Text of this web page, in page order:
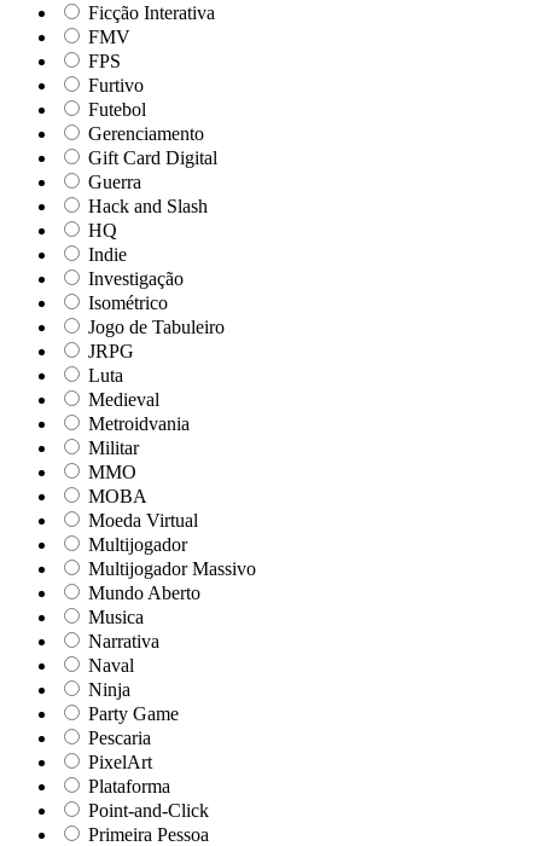
Ficção Interativa
FMV
FPS
Furtivo
Futebol
Gerenciamento
Gift Card Digital
Guerra
Hack and Slash
HQ
Indie
Investigação
Isométrico
Jogo de Tabuleiro
JRPG
Luta
Medieval
Metroidvania
Militar
MMO
MOBA
Moeda Virtual
Multijogador
Multijogador Massivo
Mundo Aberto
Musica
Narrativa
Naval
Ninja
Party Game
Pescaria
PixelArt
Plataforma
Point-and-Click
Primeira Pessoa